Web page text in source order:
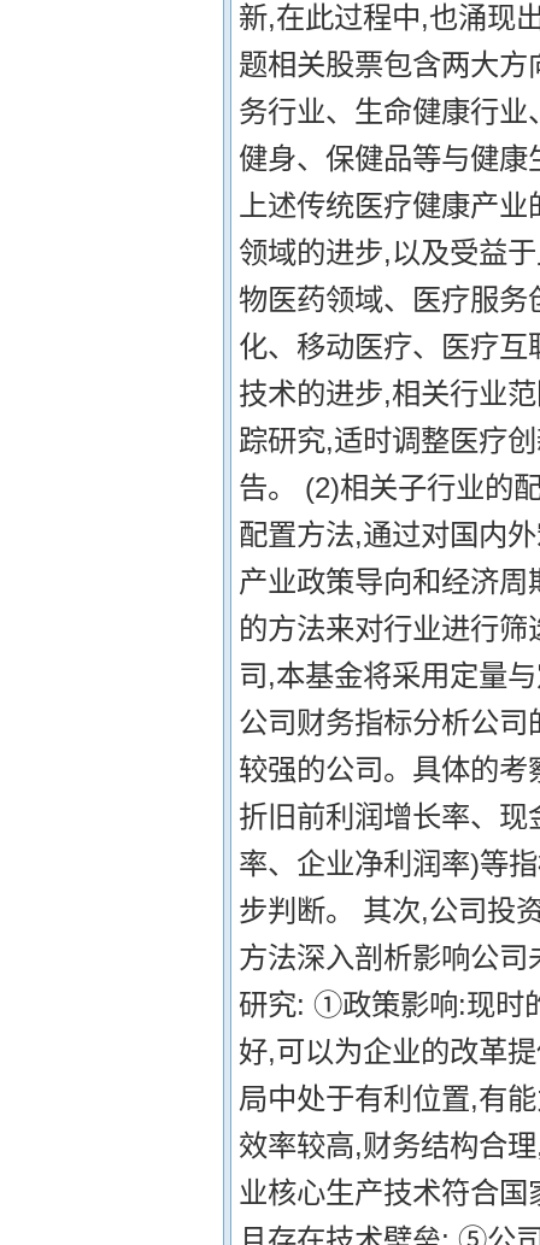
新,在此过程中,也涌现
题相关股票包含两大
务行业、生命健康行
健身、保健品等与健
上述传统医疗健康产
领域的进步,以及受益
物医药领域、医疗服
化、移动医疗、医疗
技术的进步,相关行业
踪研究,适时调整医疗
告。 (2)相关子行业的
配置方法,通过对国内
产业政策导向和经济
的方法来对行业进行
司,本基金将采用定量
公司财务指标分析公
较强的公司。具体的
折旧前利润增长率、
率、企业净利润率)等
步判断。 其次,公司投
方法深入剖析影响公
研究: ①政策影响:现时
好,可以为企业的改革
局中处于有利位置,有
效率较高,财务结构合
业核心生产技术符合